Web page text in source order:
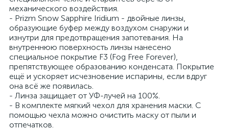
механического воздействия.
- Prizm Snow Sapphire Iridium - двойные линзы,
образующие буфер между воздухом снаружи и
изнутри для предотвращения запотевания. На
внутреннюю поверхность линзы нанесено
специальное покрытие F3 (Fog Free Forever),
препятствующее образованию конденсата. Покрытие
ещё и ускоряет исчезновение испарины, если вдруг
она всё же появилась.
- Линза защищает от УФ-лучей на 100%.
- В комплекте мягкий чехол для хранения маски. С
помощью чехла можно очистить маску от пыли и
отпечатков.